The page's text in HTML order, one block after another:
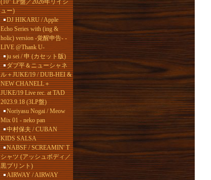
(10" LP盤／2026年リイシ
ュー)
DJ HIKARU / Apple
Echo Series with (ing &
holic) version -覚醒申告- -
LIVE @Thank U-
ju sei / 申 (カセット版)
ダブ平＆ニューシャネ
ル＋JUKE/19 / DUB-HEI &
NEW CHANELL＋
JUKE/19 Live rec. at TAD
2023.9.18 (3LP盤)
Noriyasu Nogai / Meow
Mix 01 - neko pan
中村保夫 / CUBAN
KIDS SALSA
NABSF / SCREAMIN' T
シャツ (アッシュボディ／
黒プリント)
AIRWAY / AIRWAY